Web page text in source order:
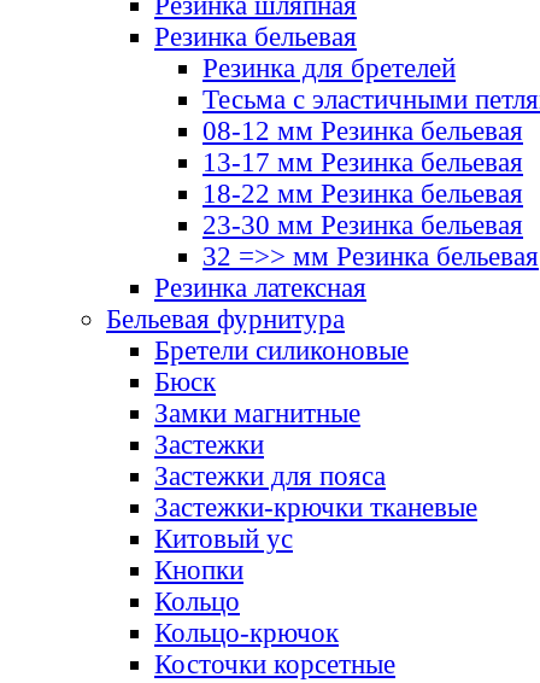
Резинка бельевая
Резинка для бретелей
Тесьма с эластичными
08-12 мм Резинка бельевая
13-17 мм Резинка бельевая
18-22 мм Резинка бельевая
23-30 мм Резинка бельевая
32 =>> мм Резинка бельевая
Резинка латексная
Бельевая фурнитура
Бретели силиконовые
Бюск
Замки магнитные
Застежки
Застежки для пояса
Застежки-крючки тканевые
Китовый ус
Кнопки
Кольцо
Кольцо-крючок
Косточки корсетные